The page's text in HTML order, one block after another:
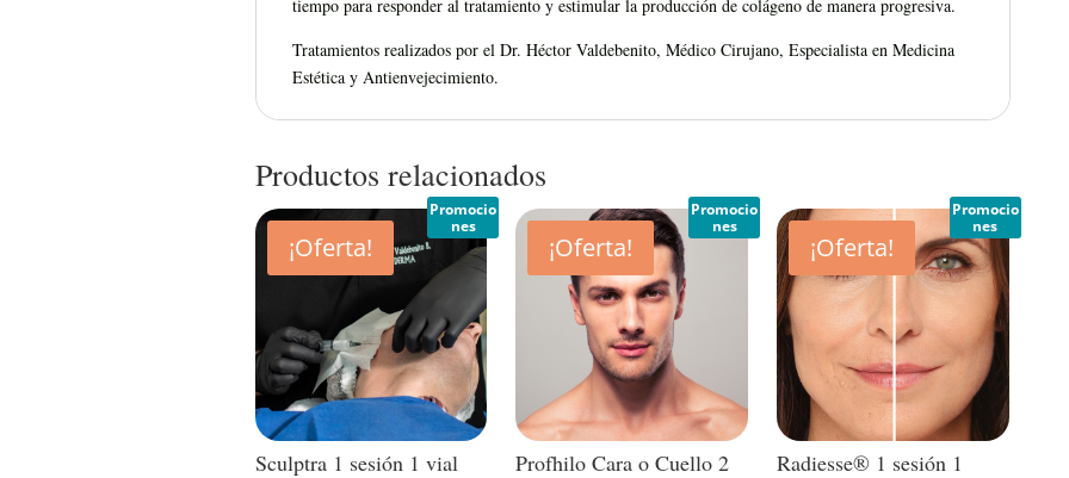
tiempo para responder al tratamiento y estimular la producción de colágeno de manera progresiva.
Tratamientos realizados por el Dr. Héctor Valdebenito, Médico Cirujano, Especialista en Medicina
Estética y Antienvejecimiento.
Productos relacionados
¡Oferta!
Promocio
nes
Sculptra 1 sesión 1 vial
¡Oferta!
Promocio
nes
Profhilo Cara o Cuello 2
¡Oferta!
Promocio
nes
Radiesse® 1 sesión 1